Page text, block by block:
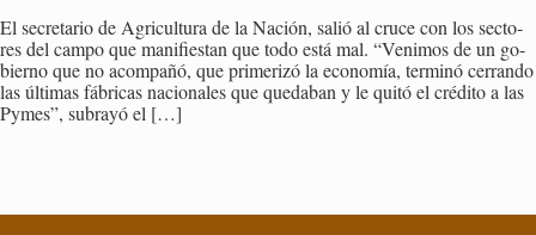
El se­cre­ta­rio de Agri­cul­tu­ra de la Na­ción, salió al cruce con los sec­to­
res del campo que ma­ni­fies­tan que todo está mal. “Ve­ni­mos de un go­
bierno que no acom­pa­ñó, que pri­me­ri­zó la eco­no­mía, ter­mi­nó ce­rran­do
las úl­ti­mas fá­bri­cas na­cio­na­les que que­da­ban y le quitó el cré­di­to a las
Pymes”, sub­ra­yó el […]